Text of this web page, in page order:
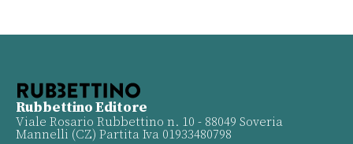
Rubbettino Editore
Viale Rosario Rubbettino n. 10 - 88049 Soveria
Mannelli (CZ) Partita Iva 01933480798